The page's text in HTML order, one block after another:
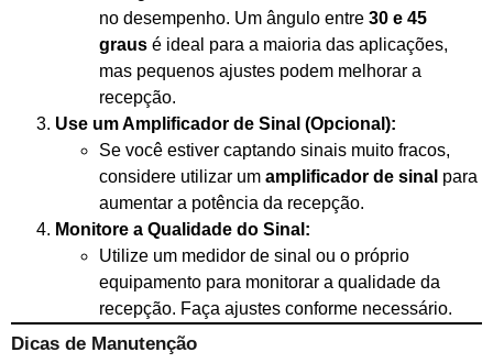
no desempenho. Um ângulo entre 30 e 45
graus é ideal para a maioria das aplicações,
mas pequenos ajustes podem melhorar a
recepção.
Use um Amplificador de Sinal (Opcional):
Se você estiver captando sinais muito fracos,
considere utilizar um amplificador de sinal para
aumentar a potência da recepção.
Monitore a Qualidade do Sinal:
Utilize um medidor de sinal ou o próprio
equipamento para monitorar a qualidade da
recepção. Faça ajustes conforme necessário.
Dicas de Manutenção